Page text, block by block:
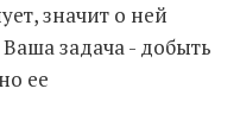
значит о ней
задача - добыть
ее